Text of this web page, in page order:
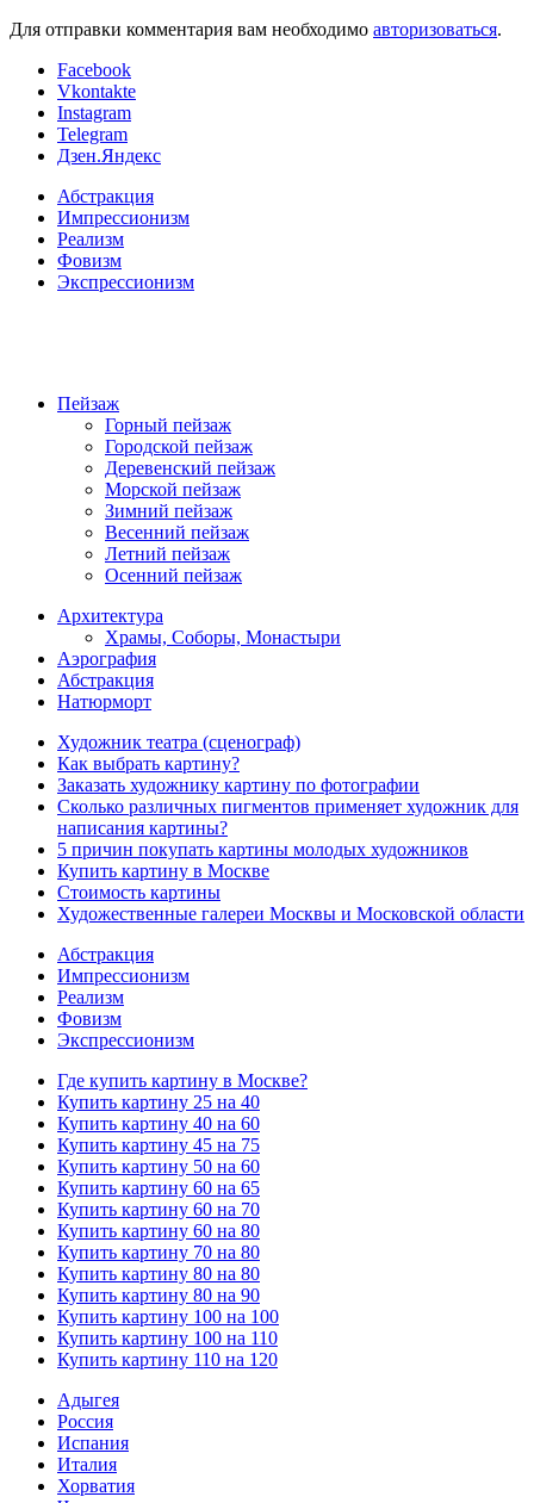
Для отправки комментария вам необходимо авторизоваться.
Facebook
Vkontakte
Instagram
Telegram
Дзен.Яндекс
Абстракция
Импрессионизм
Реализм
Фовизм
Экспрессионизм
Пейзаж
Горный пейзаж
Городской пейзаж
Деревенский пейзаж
Морской пейзаж
Зимний пейзаж
Весенний пейзаж
Летний пейзаж
Осенний пейзаж
Архитектура
Храмы, Соборы, Монастыри
Аэрография
Абстракция
Натюрморт
Художник театра (сценограф)
Как выбрать картину?
Заказать художнику картину по фотографии
Сколько различных пигментов применяет художник для
написания картины?
5 причин покупать картины молодых художников
Купить картину в Москве
Стоимость картины
Художественные галереи Москвы и Московской области
Абстракция
Импрессионизм
Реализм
Фовизм
Экспрессионизм
Где купить картину в Москве?
Купить картину 25 на 40
Купить картину 40 на 60
Купить картину 45 на 75
Купить картину 50 на 60
Купить картину 60 на 65
Купить картину 60 на 70
Купить картину 60 на 80
Купить картину 70 на 80
Купить картину 80 на 80
Купить картину 80 на 90
Купить картину 100 на 100
Купить картину 100 на 110
Купить картину 110 на 120
Адыгея
Россия
Испания
Италия
Хорватия